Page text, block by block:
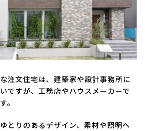
注文住宅は、建築家や設計事務所に
ですが、工務店やハウスメーカーで
。
とりのあるデザイン、素材や照明へ